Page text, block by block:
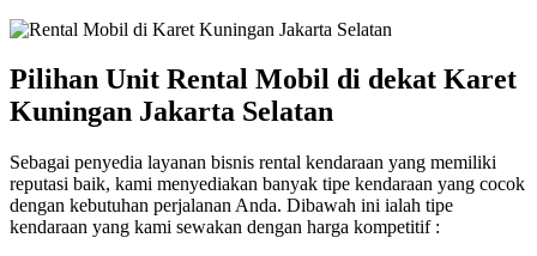
Pilihan Unit Rental Mobil di dekat Karet
Kuningan Jakarta Selatan
Sebagai penyedia layanan bisnis rental kendaraan yang memiliki
reputasi baik, kami menyediakan banyak tipe kendaraan yang cocok
dengan kebutuhan perjalanan Anda. Dibawah ini ialah tipe
kendaraan yang kami sewakan dengan harga kompetitif :